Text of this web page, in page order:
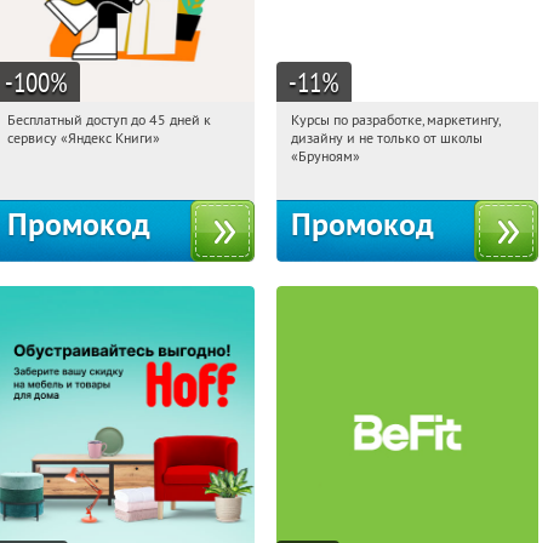
-100%
17:07:05
Получи первым!
Бесплатный доступ до 45 дней к
сервису «Яндекс Книги»
Промокод
-11%
17:07:05
Получи первым!
Россия
Курсы по разработке, маркетингу,
дизайну и не только от школы
«Бруноям»
Промокод